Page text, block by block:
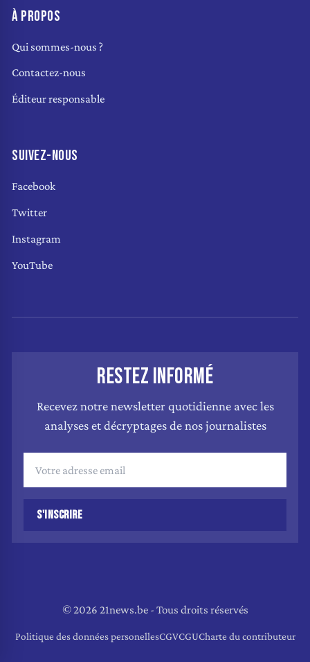
À PROPOS
Qui sommes-nous ?
Contactez-nous
Éditeur responsable
SUIVEZ-NOUS
Facebook
Twitter
Instagram
YouTube
RESTEZ INFORMÉ
Recevez notre newsletter quotidienne avec les
analyses et décryptages de nos journalistes
S'INSCRIRE
© 2026 21news.be - Tous droits réservés
Politique des données personellesCGVCGUCharte du contributeur